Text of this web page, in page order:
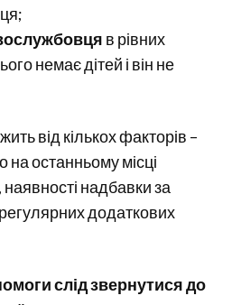
в рівних
немає дітей і він не
від кількох факторів –
останньому місці
надбавки за
додаткових
слід звернутися до